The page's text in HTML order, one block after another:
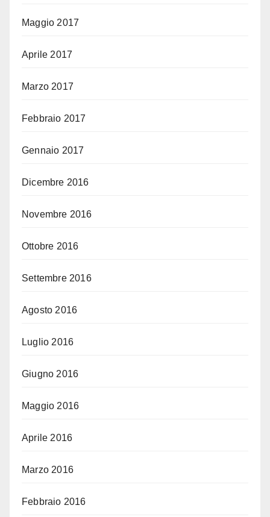
Maggio 2017
Aprile 2017
Marzo 2017
Febbraio 2017
Gennaio 2017
Dicembre 2016
Novembre 2016
Ottobre 2016
Settembre 2016
Agosto 2016
Luglio 2016
Giugno 2016
Maggio 2016
Aprile 2016
Marzo 2016
Febbraio 2016